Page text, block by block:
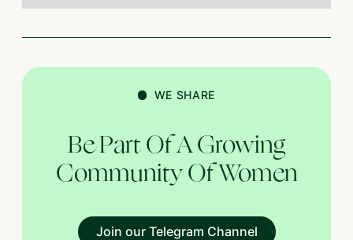
WE SHARE
Be Part Of A Growing
Community Of Women
Join our Telegram Channel